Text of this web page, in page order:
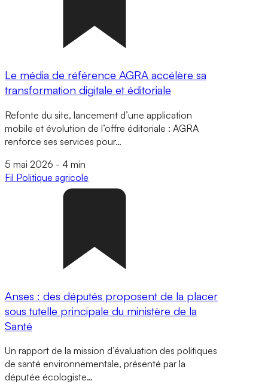
Le média de référence AGRA accélère sa
transformation digitale et éditoriale
Refonte du site, lancement d’une application
mobile et évolution de l’offre éditoriale : AGRA
renforce ses services pour…
5 mai 2026 - 4 min
Fil Politique agricole
Anses : des députés proposent de la placer
sous tutelle principale du ministère de la
Santé
Un rapport de la mission d’évaluation des politiques
de santé environnementale, présenté par la
députée écologiste…